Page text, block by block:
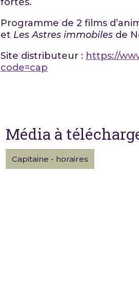
Programme de 2 films
et Les Astres immobiles de
Site distributeur : https://
code=cap
Média à
Capitaine - horaires